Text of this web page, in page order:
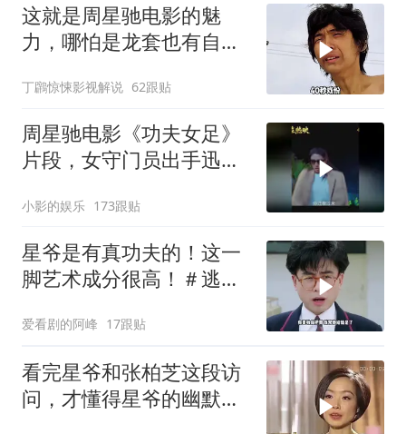
这就是周星驰电影的魅
力，哪怕是龙套也有自己
丁鸊惊悚影视解说 62跟贴
周星驰电影《功夫女足》
片段，女守门员出手迅
小影的娱乐 173跟贴
星爷是有真功夫的！这一
脚艺术成分很高！＃逃学
爱看剧的阿峰 17跟贴
看完星爷和张柏芝这段访
问，才懂得星爷的幽默真